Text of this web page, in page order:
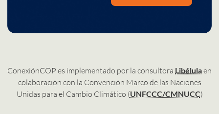
ConexiónCOP es implementado por la consultora Libélulaen
colaboración con la Convención Marco de las Naciones
Unidas para el Cambio Climático (UNFCCC/CMNUCC)